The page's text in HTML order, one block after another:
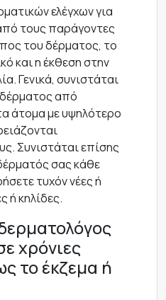
ελέγχων για
τους παράγοντες
του δέρματος, το
και η έκθεση στην
Γενικά, συνιστάται
από
άτομα με υψηλότερο
Συνιστάται επίσης
σας κάθε
τυχόν νέες ή
ή κηλίδες.
χρόνιες
το έκζεμα ή